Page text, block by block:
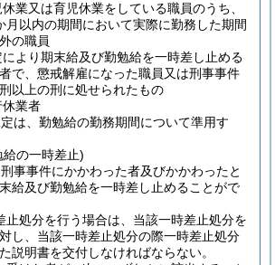
業又は育児休業をしている職員のうち、
月以内の期間において実際に勤務した期間
の職員
より期末給及び勤勉給を一時差し止める
で、懲戒解雇になった職員又は刑事事件
以上の刑に処せられたもの
業者
は、勤勉給の勤務期間について準用す
の一時差止)
事事件にかかわった者及びかかわったと
給及び勤勉給を一時差し止めることがで
止処分を行う場合は、当該一時差止処分を
し、当該一時差止処分の際一時差止処分
説明書を交付しなければならない。